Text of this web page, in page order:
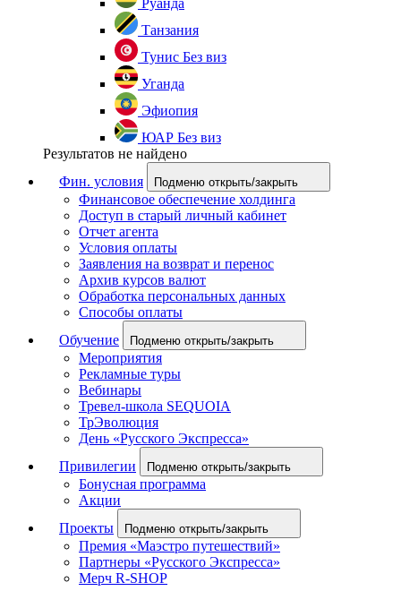
Руанда
Танзания
Тунис Без виз
Уганда
Эфиопия
ЮАР Без виз
Результатов не найдено
Фин. условия
Подменю открыть/закрыть
Финансовое обеспечение холдинга
Доступ в старый личный кабинет
Отчет агента
Условия оплаты
Заявления на возврат и перенос
Архив курсов валют
Обработка персональных данных
Способы оплаты
Обучение
Подменю открыть/закрыть
Мероприятия
Рекламные туры
Вебинары
Тревел-школа SEQUOIA
ТрЭволюция
День «Русского Экспресса»
Привилегии
Подменю открыть/закрыть
Бонусная программа
Акции
Проекты
Подменю открыть/закрыть
Премия «Маэстро путешествий»
Партнеры «Русского Экспресса»
Мерч R-SHOP